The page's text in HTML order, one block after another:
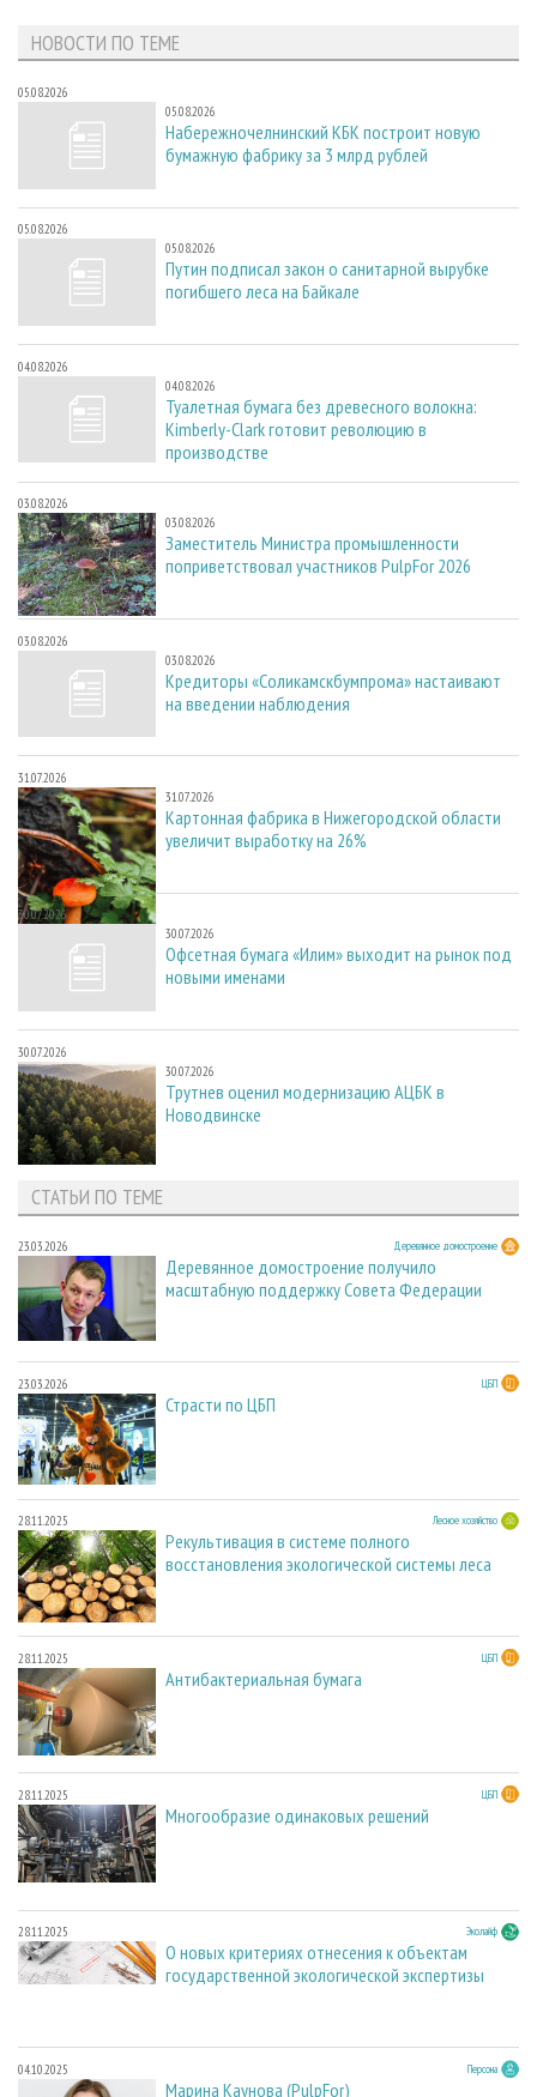
НОВОСТИ ПО ТЕМЕ
05.08.2026
05.08.2026
Набережночелнинский КБК построит новую
бумажную фабрику за 3 млрд рублей
05.08.2026
05.08.2026
Путин подписал закон о санитарной вырубке
погибшего леса на Байкале
04.08.2026
04.08.2026
Туалетная бумага без древесного волокна:
Kimberly-Clark готовит революцию в
производстве
03.08.2026
03.08.2026
Заместитель Министра промышленности
поприветствовал участников PulpFor 2026
03.08.2026
03.08.2026
Кредиторы «Соликамскбумпрома» настаивают
на введении наблюдения
31.07.2026
31.07.2026
Картонная фабрика в Нижегородской области
увеличит выработку на 26%
30.07.2026
30.07.2026
Офсетная бумага «Илим» выходит на рынок под
новыми именами
30.07.2026
30.07.2026
Трутнев оценил модернизацию АЦБК в
Новодвинске
СТАТЬИ ПО ТЕМЕ
23.03.2026 Деревянное домостроение
Деревянное домостроение получило
масштабную поддержку Совета Федерации
23.03.2026 ЦБП
Страсти по ЦБП
28.11.2025 Лесное хозяйство
Рекультивация в системе полного
восстановления экологической системы леса
28.11.2025 ЦБП
Антибактериальная бумага
28.11.2025 ЦБП
Многообразие одинаковых решений
28.11.2025 Эколайф
О новых критериях отнесения к объектам
государственной экологической экспертизы
04.10.2025 Персона
Марина Каунова (PulpFor)